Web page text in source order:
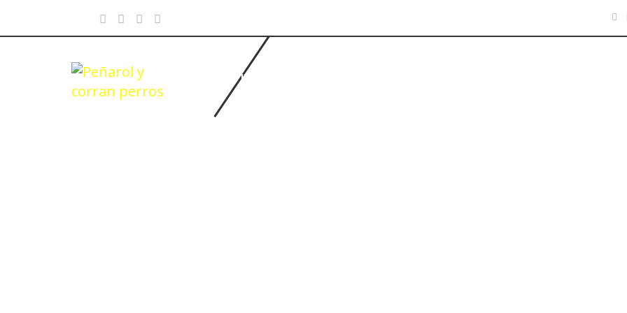
INICIO